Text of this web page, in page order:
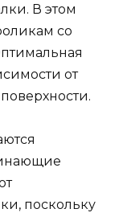
В этом
со
от
поскольку